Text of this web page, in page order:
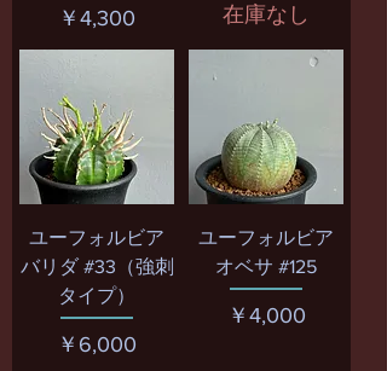
価格
￥4,300 在庫なし
ユーフォルビア
バリダ #33（強刺
タイプ）
価格
￥6,000
ユーフォルビア
オベサ #125
価格
￥4,000